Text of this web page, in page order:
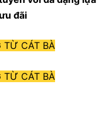
đãi
TỪ CÁT BÀ
TỪ CÁT BÀ